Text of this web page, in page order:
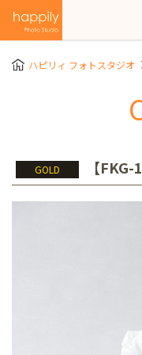
ハピリィ フォトスタジオ
GOLD 【